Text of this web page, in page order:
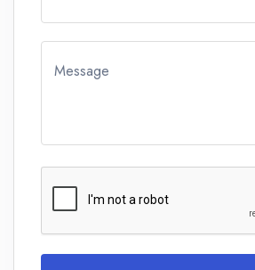
Message